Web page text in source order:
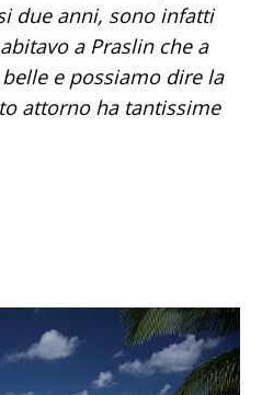
due anni, sono infatti
a Praslin che a
e possiamo dire la
attorno ha tantissime